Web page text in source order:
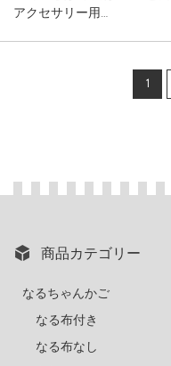
アクセサリー用…
1
商品カテゴリー
なるちゃんかご
なる布付き
なる布なし